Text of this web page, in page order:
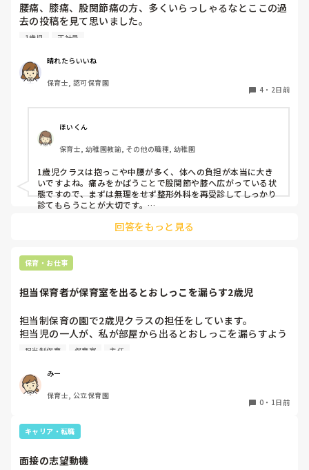
腰痛、膝痛、股関節痛の方、多くいらっしゃるなとここの過
去の投稿を見て思いました。
という私も、２週間前、初めて腰痛になりました。
右腰が痛くて、起き上がれない。
ようやく立てたら、しゃがめない。
驚きました。
通院して、コルセット、湿布、痛み止め、電気などで１週間
乗り切ったら
週末には、左が痛みだし、これも痛み止めや湿布で抑えて仕
事をしていたら、
床から支えなしに立ち上がりにくくなり、痛みが走ります。
自転車通勤ですが、それも、膝や太ももに痛みが来始めまし
た。
今は８月。
家でもやることはあります。
日常生活すら支障をきたすほどになりました。
椅子に座って作業をすれば？
と、園で言われました。
なので、子ども椅子程度の高さの踏み台に座って、試してみ
ただじっと座っていても、5分も座ればお尻に痛みがきま
す。
この高さの作業だと意外に、
1歳児 正社員
晴れたらいいね
保育士, 認可保育園
4 ・ 2日前
ほいくん
保育士, 幼稚園教諭, その他の職種, 幼稚園
1歳児クラスは抱っこや中腰が多く、体への負担が本当に大き
いですよね。痛みをかばうことで股関節や膝へ広がっている状
態ですので、まずは無理をせず整形外科を再受診してしっかり
診てもらうことが大切です。
用したり、抱っこや重い作業は周囲の先生に相談して頼むよう
回答をもっと見る
保育・お仕事
担当保育者が保育室を出るとおしっこを漏らす2歳児
担当制保育の園で2歳児クラスの担任をしています。
担当児の一人が、私が部屋から出るとおしっこを漏らすよう
になりました。
4月から私への執着が強かったのですが、特に寝かしつけの
時に私がそばに行かないと繰り返し大きい声で呼んだり私が
寝かしつけしている子にちょっかいを出したり、何回もトイ
もしばしば…
パンツで寝れる子が増えてきて、寝かしつけの時にトイレに
うとするとその子も行きたがります。
担当制保育 保育室 主任
みー
保育士, 公立保育園
0 ・ 1日前
キャリア・転職
面接の志望動機